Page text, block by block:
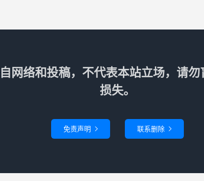
网络和投稿，不代表本站立场，请
损失。
免责声明  联系删除 